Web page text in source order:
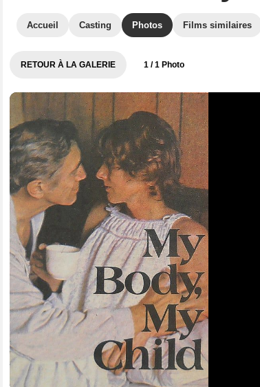
Accueil Casting Photos Films similaires
RETOUR À LA GALERIE 1 / 1 Photo